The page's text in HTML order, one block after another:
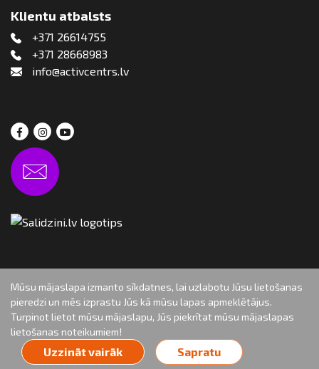
Klientu atbalsts
+371 26614755
+371 28668983
info@activcentrs.lv
Autortiesības: aktivcentr.lv, 2019
Izstrāde & risinājumi:
Mūsu mājaslapa izmanto sīkdatnes, lai uzlabotu Jūsu lietošanas
pieredzi un mēs izprastu Jūs kā mūsu lapas apmeklētājus.
Turpinot lietot mūsu mājaslapu, Jūs piekrītat mūsu mājaslapas
lietošanas noteikumiem!
Uzzināt vairāk Sapratu